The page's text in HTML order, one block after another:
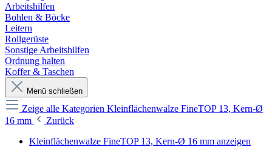
Arbeitshilfen
Bohlen & Böcke
Leitern
Rollgerüste
Sonstige Arbeitshilfen
Ordnung halten
Koffer & Taschen
Menü schließen
Zeige alle Kategorien Kleinflächenwalze FineTOP 13, Kern-Ø
16 mm
Zurück
Kleinflächenwalze FineTOP 13, Kern-Ø 16 mm anzeigen